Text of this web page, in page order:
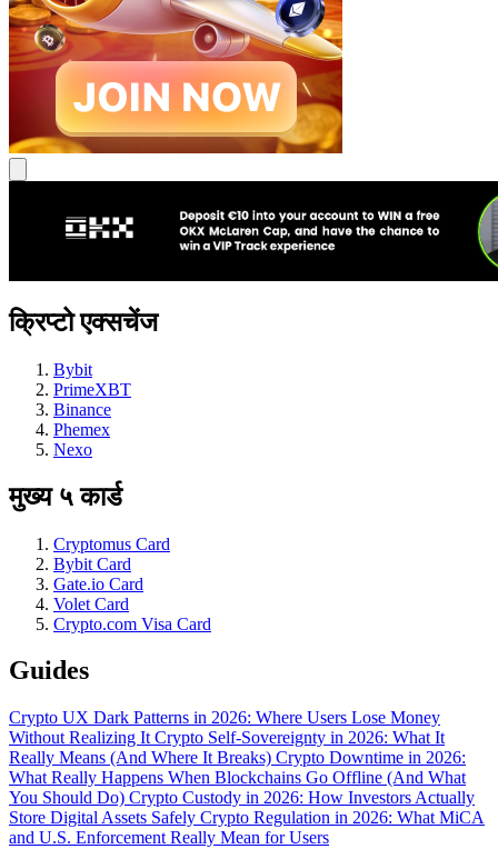
क्रिप्टो एक्सचेंज
Bybit
PrimeXBT
Binance
Phemex
Nexo
मुख्य ५ कार्ड
Cryptomus Card
Bybit Card
Gate.io Card
Volet Card
Crypto.com Visa Card
Guides
Crypto UX Dark Patterns in 2026: Where Users Lose Money
Without Realizing It Crypto Self-Sovereignty in 2026: What It
Really Means (And Where It Breaks) Crypto Downtime in 2026:
What Really Happens When Blockchains Go Offline (And What
You Should Do) Crypto Custody in 2026: How Investors Actually
Store Digital Assets Safely Crypto Regulation in 2026: What MiCA
and U.S. Enforcement Really Mean for Users